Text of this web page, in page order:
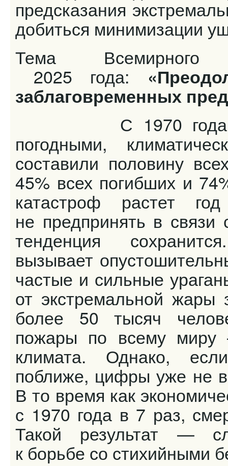
предсказания
добиться минимизации
Тема Всемирного
2025 года:
заблаговременных
С 1970 года
погодными,
составили половину
45% всех погибших и
катастроф растет
не предпринять в
тенденция
вызывает
частые и сильные
от экстремальной жары
более 50 тысяч
пожары по всему миру
климата. Однако,
поближе, цифры уже не
В то время как
с 1970 года в 7 раз,
Такой результат —
к борьбе со стихийными